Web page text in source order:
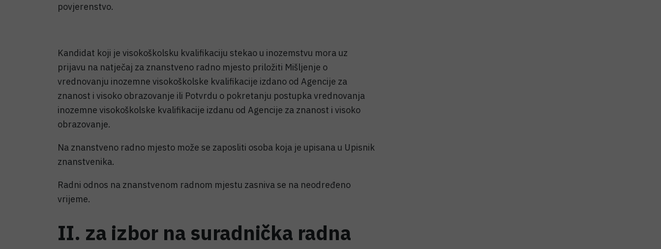
povjerenstvo.
Kandidat koji je visokoškolsku kvalifikaciju stekao u inozemstvu mora uz
prijavu na natječaj za znanstveno radno mjesto priložiti Mišljenje o
vrednovanju inozemne visokoškolske kvalifikacije izdano od Agencije za
znanost i visoko obrazovanje ili Potvrdu o pokretanju postupka vrednovanja
inozemne visokoškolske kvalifikacije izdanu od Agencije za znanost i visoko
obrazovanje.
Na znanstveno radno mjesto može se zaposliti osoba koja je upisana u Upisnik
znanstvenika.
Radni odnos na znanstvenom radnom mjestu zasniva se na neodređeno
vrijeme.
II. za izbor na suradnička radna